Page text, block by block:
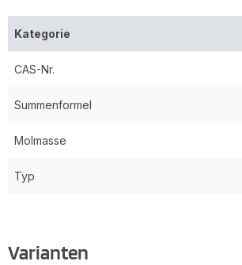
Kategorie
CAS-Nr.
Summenformel
Molmasse
Typ
Varianten